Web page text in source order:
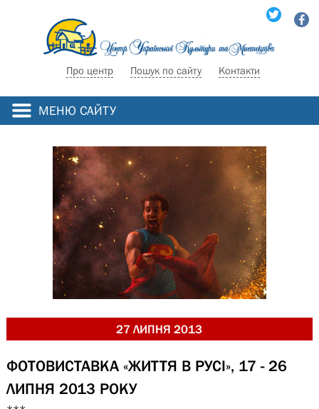
Про центр Пошук по сайту Контакти
МЕНЮ САЙТУ
27 ЛИПНЯ 2013
ФОТОВИСТАВКА «ЖИТТЯ В РУСІ», 17 - 26
ЛИПНЯ 2013 РОКУ